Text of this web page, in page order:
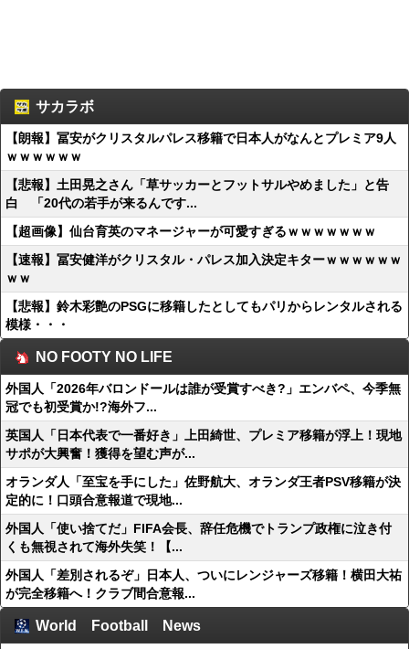
サカラボ
【朗報】冨安がクリスタルパレス移籍で日本人がなんとプレミア9人
ｗｗｗｗｗｗ
【悲報】土田晃之さん「草サッカーとフットサルやめました」と告
白 「20代の若手が来るんです...
【超画像】仙台育英のマネージャーが可愛すぎるｗｗｗｗｗｗｗ
【速報】冨安健洋がクリスタル・パレス加入決定キターｗｗｗｗｗｗ
ｗｗ
【悲報】鈴木彩艶のPSGに移籍したとしてもパリからレンタルされる
模様・・・
NO FOOTY NO LIFE
外国人「2026年バロンドールは誰が受賞すべき?」エンバペ、今季無
冠でも初受賞か!?海外フ...
英国人「日本代表で一番好き」上田綺世、プレミア移籍が浮上！現地
サポが大興奮！獲得を望む声が...
オランダ人「至宝を手にした」佐野航大、オランダ王者PSV移籍が決
定的に！口頭合意報道で現地...
外国人「使い捨てだ」FIFA会長、辞任危機でトランプ政権に泣き付
くも無視されて海外失笑！【...
外国人「差別されるぞ」日本人、ついにレンジャーズ移籍！横田大祐
が完全移籍へ！クラブ間合意報...
World Football News